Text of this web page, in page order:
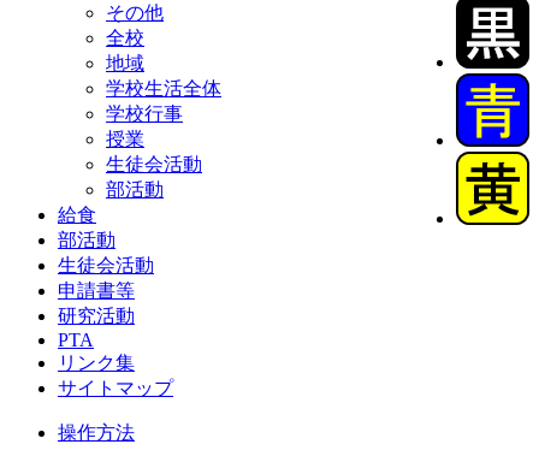
その他
全校
地域
学校生活全体
学校行事
授業
生徒会活動
部活動
給食
部活動
生徒会活動
申請書等
研究活動
PTA
リンク集
サイトマップ
操作方法